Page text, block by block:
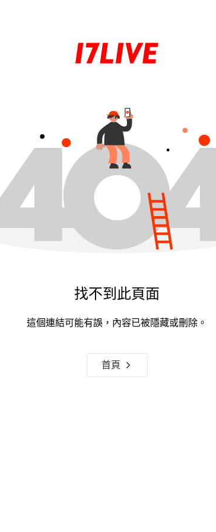
找不到此頁面
這個連結可能有誤，內容已被隱藏或刪除。
首頁